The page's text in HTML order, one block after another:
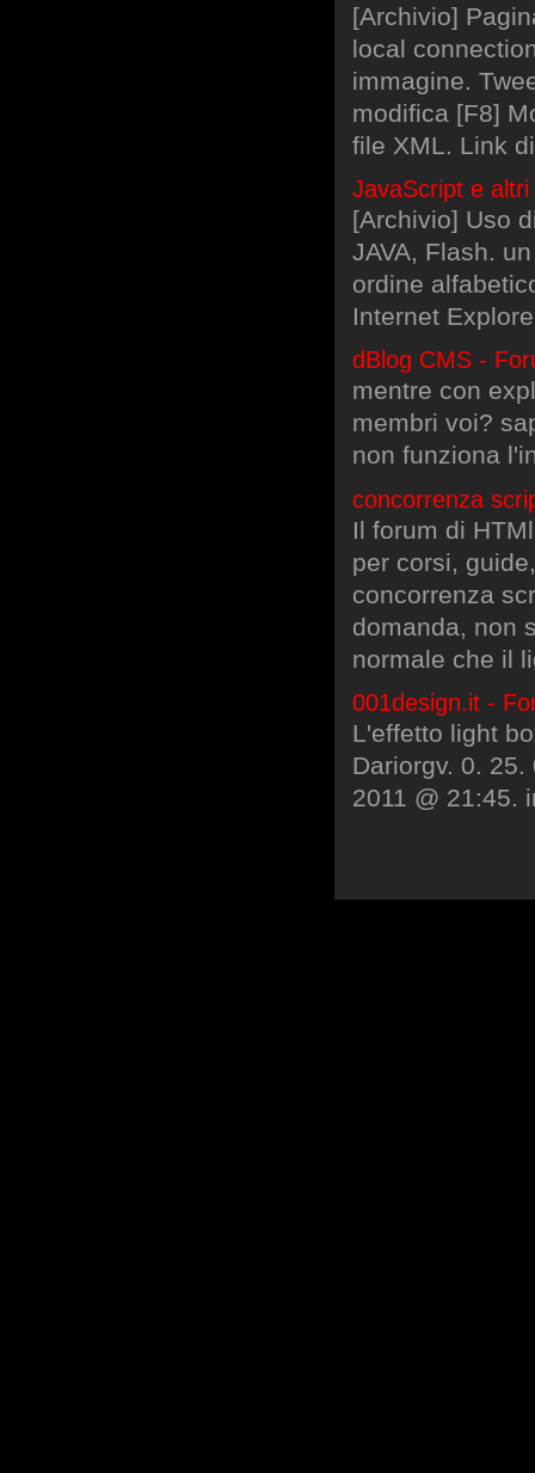
[Archivio]
local
immagine.
modifica [F8]
file XML. Link
JavaScript e
[Archivio] Uso
JAVA, Flash.
ordine
Internet
dBlog CMS -
mentre con
membri voi?
non funziona
concorrenza
Il forum di
per corsi,
concorrenza
domanda, non
normale che il
001design.it -
L'effetto light
Dariorgv. 0.
2011 @ 21:45.